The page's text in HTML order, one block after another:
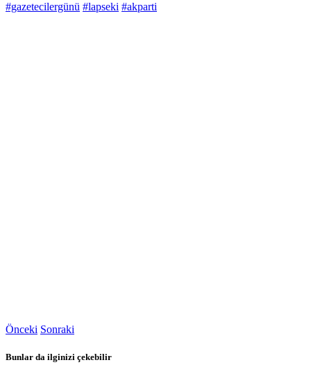
#gazetecilergünü #lapseki #akparti
Önceki Sonraki
Bunlar da ilginizi çekebilir